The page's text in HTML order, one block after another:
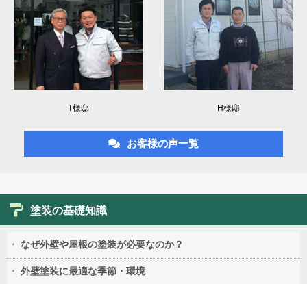
T様邸 H様邸
お客様の声一覧
塗装の基礎知識
なぜ外壁や屋根の塗装が必要なのか？
外壁塗装に最適な季節・環境